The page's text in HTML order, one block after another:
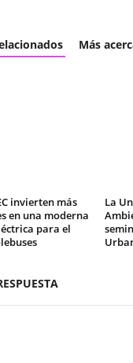
Más
invierten más
en una moderna
para el
La